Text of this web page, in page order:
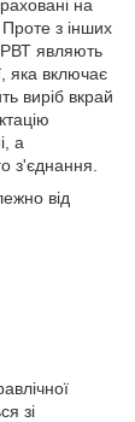
на
з інших
РВТ являють
яка включає
виріб вкрай
а
з'єднання.
від
зі